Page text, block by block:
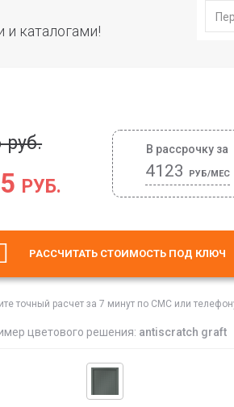
каталогами!
руб.
РУБ.
В рассрочку за
4123 РУБ/МЕС
РАССЧИТАТЬ СТОИМОСТЬ ПОД КЛЮЧ
точный расчет за 7 минут по СМС или
цветового решения: antiscratch graft